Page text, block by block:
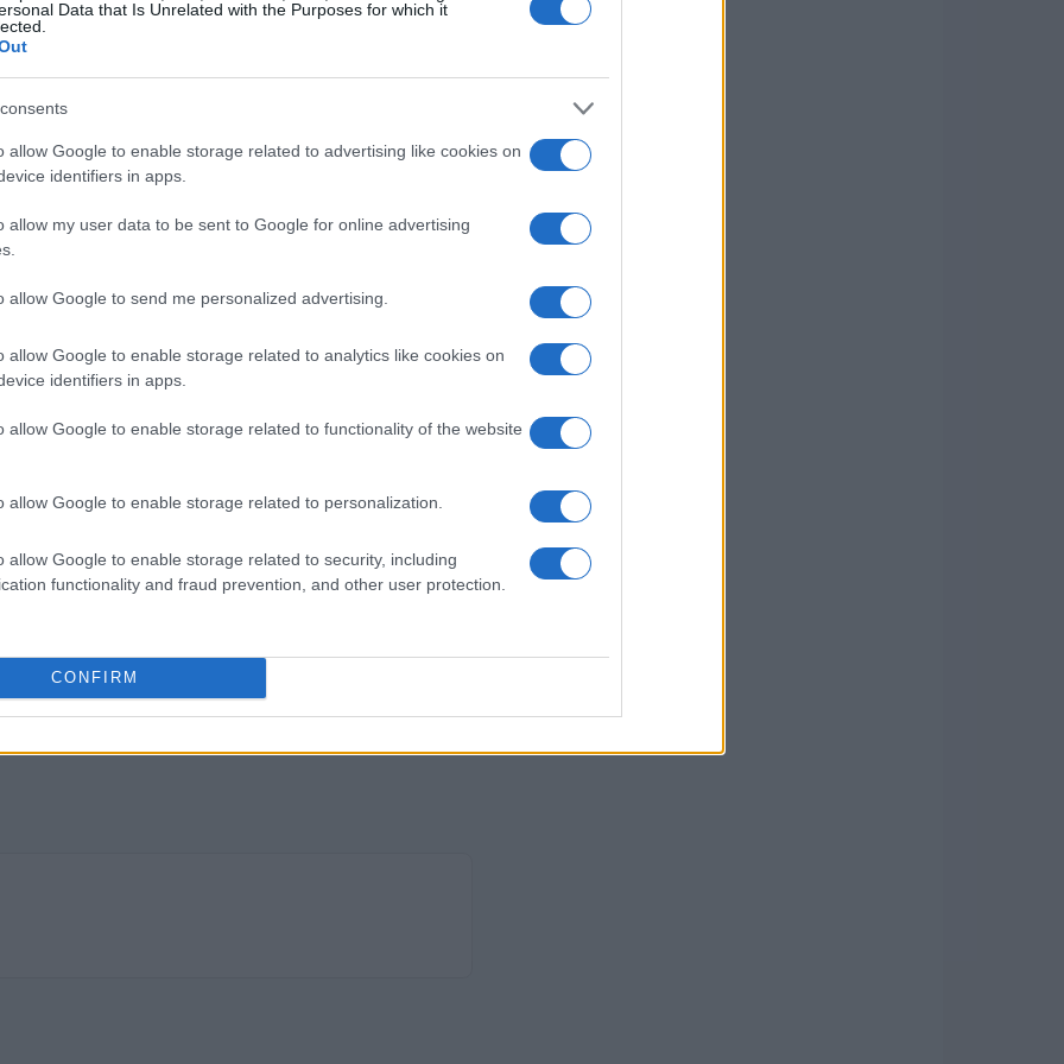
Data that Is Unrelated with the Purposes for which it
allow Google to enable storage related to advertising like cookies on
identifiers in apps.
allow my user data to be sent to Google for online advertising
allow Google to send me personalized advertising.
allow Google to enable storage related to analytics like cookies on
identifiers in apps.
allow Google to enable storage related to functionality of the website
allow Google to enable storage related to personalization.
allow Google to enable storage related to security, including
functionality and fraud prevention, and other user protection.
CONFIRM
impresse nella mente.
nel panorama musicale, ma la sua carriera non è
con il talentuoso Alex, un incontro che ha messo
umiltà. «Sono felice di aver perso contro di lui»,
nutre per i suoi colleghi. Questa attitudine
e professionale, un aspetto che la rende ancora più